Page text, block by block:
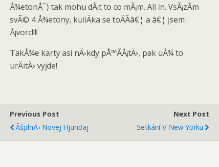
Å¾etonÅ¯) tak mohu dÃ¡t to co mÃ¡m. All in. VsÃ¡zÃ­m
svÃ© 4 Å¾etony, kuliÄka se toÄÃ­â€¦ a â€¦ jsem
Å¡vorc!!!!
TakÅ¾e karty asi nÄ›kdy pÅ™Ã­Å¡tÄ›, pak uÅ¾ to
urÄitÄ› vyjde!
Previous Post
ÃšplnÄ› Novej Hjundaj
Next Post
Setkání V New Yorku